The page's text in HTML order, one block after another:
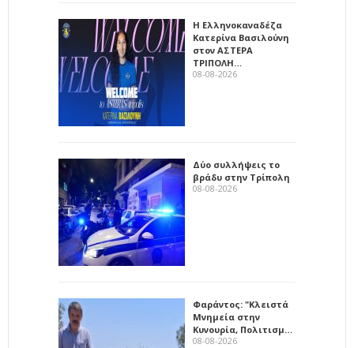
Η Ελληνοκαναδέζα
Κατερίνα Βασιλούνη
στον ΑΣΤΕΡΑ
ΤΡΙΠΟΛΗ…
08-08-2026
Δύο συλλήψεις το
βράδυ στην Τρίπολη
08-08-2026
Φαράντος: "Κλειστά
Μνημεία στην
Κυνουρία, Πολιτισμ…
08-08-2026